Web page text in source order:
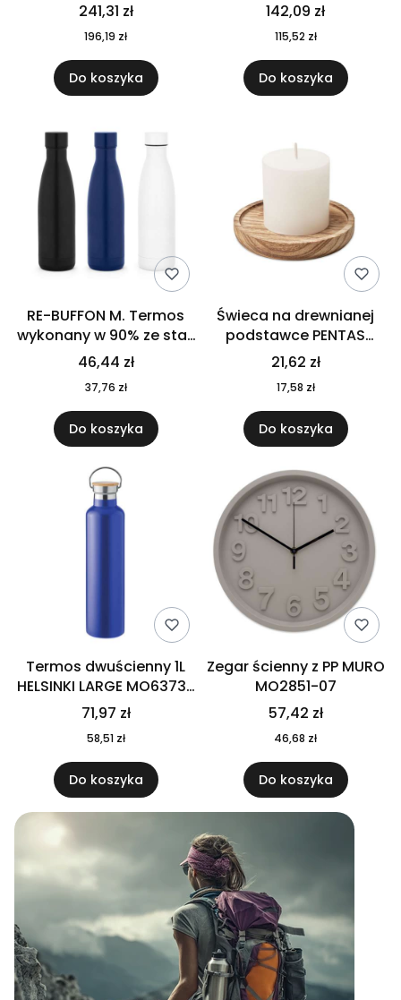
241,31 zł
196,19 zł
Do koszyka
142,09 zł
115,52 zł
Do koszyka
RE-BUFFON M. Termos
wykonany w 90% ze stali
nierdzewnej
pochodzącej z
recyklingu 520 ml 94294
46,44 zł
37,76 zł
Do koszyka
Świeca na drewnianej
podstawce PENTAS
MO6282-40
21,62 zł
17,58 zł
Do koszyka
Termos dwuścienny 1L
HELSINKI LARGE MO6373-
04
71,97 zł
58,51 zł
Do koszyka
Zegar ścienny z PP MURO
MO2851-07
57,42 zł
46,68 zł
Do koszyka